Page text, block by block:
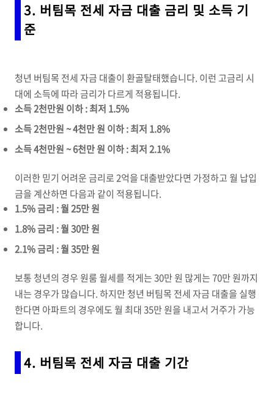
3. 버팀목 전세 자금 대출 금리 및 소득 기
준
청년 버팀목 전세 자금 대출이 환골탈태했습니다. 이런 고금리 시
대에 소득에 따라 금리가 다르게 적용됩니다.
소득 2천만원 이하 : 최저 1.5%
소득 2천만원 ~ 4천만 원 이하 : 최저 1.8%
소득 4천만원 ~ 6천만 원 이하 : 최저 2.1%
이러한 믿기 어려운 금리로 2억을 대출받았다면 가정하고 월 납입
금을 계산하면 다음과 같이 적용됩니다.
1.5% 금리 : 월 25만 원
1.8% 금리 : 월 30만 원
2.1% 금리 : 월 35만 원
보통 청년의 경우 원룸 월세를 적게는 30만 원 많게는 70만 원까지
내는 경우가 많습니다. 하지만 청년 버팀목 전세 자금 대출을 실행
한다면 아파트의 경우에도 월 최대 35만 원을 내고서 거주가 가능
합니다.
4. 버팀목 전세 자금 대출 기간